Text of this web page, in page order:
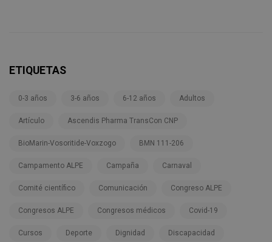
ETIQUETAS
0-3 años 3-6 años 6-12 años Adultos
Artículo Ascendis Pharma TransCon CNP
BioMarin-Vosoritide-Voxzogo BMN 111-206
Campamento ALPE Campaña Carnaval
Comité científico Comunicación Congreso ALPE
Congresos ALPE Congresos médicos Covid-19
Cursos Deporte Dignidad Discapacidad